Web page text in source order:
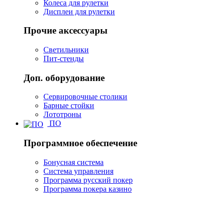
Колеса для рулетки
Дисплеи для рулетки
Прочие аксессуары
Светильники
Пит-стенды
Доп. оборудование
Сервировочные столики
Барные стойки
Лототроны
ПО
Программное обеспечение
Бонусная система
Система управления
Программа русский покер
Программа покера казино